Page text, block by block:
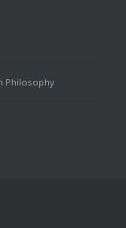
Philosophy